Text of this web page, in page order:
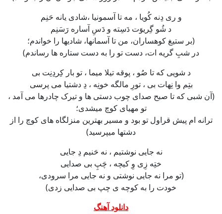
و ری دِنه کُویا ، مه تا آسمونیا ،شادی یانه حَنِم
د شُو گِریوَت دَسِته و دَسِ آساره رَسَنِم
(بر ستیغ کوهساران، من تا آسمانها، شادیها را خواندم؛
در شبِ گریه ات، دست تو را به دست ستاره ها رساندم)
د شویی که تا صُو ، پوقه تیلا میما ، تو بار کِردِنِت بی
بتِم وا نِهات بی ، تورِ مالگه خونِه ، دِ دشتیا می پرسی
(آن شبی که تا صبح صدای چوب دستی ها و تیرک چادرها می آمد ،
تو مهیای کوچ میشدی؛
ترانه ام پیش قراول تو بود و مسیر بهترین منزلگاه های کوچ را از
دشتها میپرسید)
نه جایی نوشتیم ، نه حَنیم دِ جایی
ختِه زِی وِ کیچه ، چَپِ بی صدایی
(تو مرا نه جایی نوشتی و نه جایی مرا سرودی،
خودت را به کوچه ی چپ بی صدایی زدی)
دانلود آهنگ